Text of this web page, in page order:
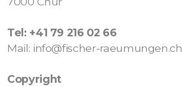
Tel: +41 79 216 02 66
Mail: info@fischer-raeumungen.ch
Copyright